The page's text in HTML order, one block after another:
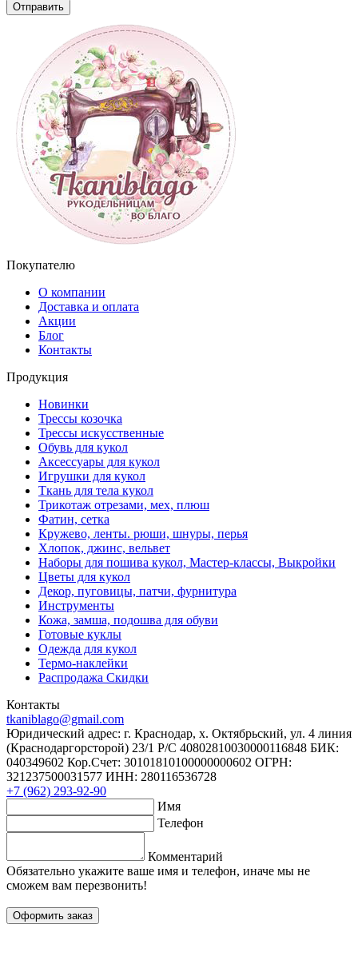
Отправить
Покупателю
О компании
Доставка и оплата
Акции
Блог
Контакты
Продукция
Новинки
Трессы козочка
Трессы искусственные
Обувь для кукол
Аксессуары для кукол
Игрушки для кукол
Ткань для тела кукол
Трикотаж отрезами, мех, плюш
Фатин, сетка
Кружево, ленты. рюши, шнуры, перья
Хлопок, джинс, вельвет
Наборы для пошива кукол, Мастер-классы, Выкройки
Цветы для кукол
Декор, пуговицы, патчи, фурнитура
Инструменты
Кожа, замша, подошва для обуви
Готовые куклы
Одежда для кукол
Термо-наклейки
Распродажа Скидки
Контакты
tkaniblago@gmail.com
Юридический адрес: г. Краснодар, х. Октябрьский, ул. 4 линия
(Краснодаргорсторой) 23/1 Р/C 40802810030000116848 БИК:
040349602 Кор.Счет: 30101810100000000602 ОГРН:
321237500031577 ИНН: 280116536728
+7 (962) 293-92-90
Имя
Телефон
Комментарий
Обязательно укажите ваше имя и телефон, иначе мы не
сможем вам перезвонить!
Оформить заказ